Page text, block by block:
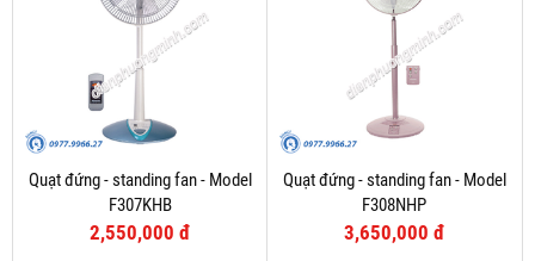
Quạt đứng - standing fan - Model
F307KHB
2,550,000 đ
Quạt đứng - standing fan - Model
F308NHP
3,650,000 đ